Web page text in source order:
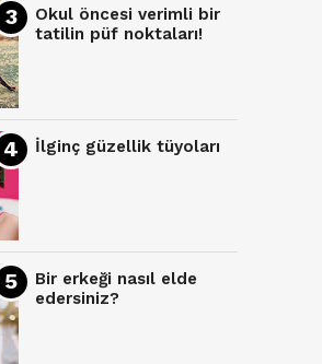
Okul öncesi verimli bir
tatilin püf noktaları!
İlginç güzellik tüyoları
Bir erkeği nasıl elde
edersiniz?